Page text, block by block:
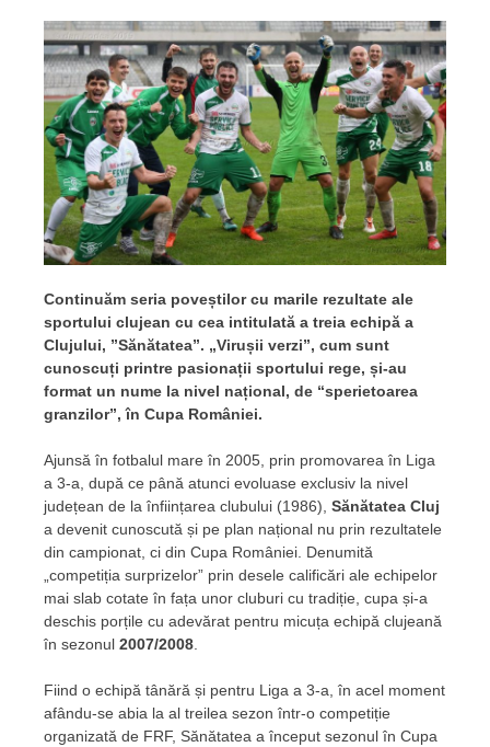
Continuăm seria poveștilor cu marile rezultate ale
sportului clujean cu cea intitulată a treia echipă a
Clujului, ”Sănătatea”. „Virușii verzi”, cum sunt
cunoscuți printre pasionații sportului rege, și-au
format un nume la nivel național, de “sperietoarea
granzilor”, în Cupa României.
Ajunsă în fotbalul mare în 2005, prin promovarea în Liga
a 3-a, după ce până atunci evoluase exclusiv la nivel
județean de la înființarea clubului (1986), Sănătatea Cluj
a devenit cunoscută și pe plan național nu prin rezultatele
din campionat, ci din Cupa României. Denumită
„competiția surprizelor” prin desele calificări ale echipelor
mai slab cotate în fața unor cluburi cu tradiție, cupa și-a
deschis porțile cu adevărat pentru micuța echipă clujeană
în sezonul 2007/2008.
Fiind o echipă tânără și pentru Liga a 3-a, în acel moment
afându-se abia la al treilea sezon într-o competiție
organizată de FRF, Sănătatea a început sezonul în Cupa